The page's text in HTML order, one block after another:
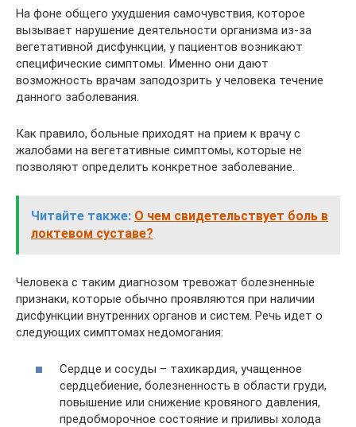
На фоне общего ухудшения самочувствия, которое
вызывает нарушение деятельности организма из-за
вегетативной дисфункции, у пациентов возникают
специфические симптомы. Именно они дают
возможность врачам заподозрить у человека течение
данного заболевания.
Как правило, больные приходят на прием к врачу с
жалобами на вегетативные симптомы, которые не
позволяют определить конкретное заболевание.
Читайте также: О чем свидетельствует боль в
локтевом суставе?
Человека с таким диагнозом тревожат болезненные
признаки, которые обычно проявляются при наличии
дисфункции внутренних органов и систем. Речь идет о
следующих симптомах недомогания:
Сердце и сосуды – тахикардия, учащенное
сердцебиение, болезненность в области груди,
повышение или снижение кровяного давления,
предобморочное состояние и приливы холода